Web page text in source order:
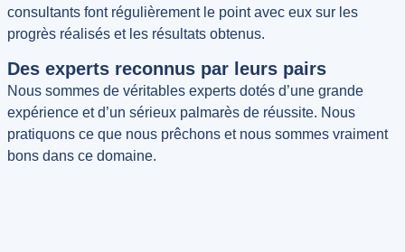
consultants font régulièrement le point avec eux sur les
progrès réalisés et les résultats obtenus.
Des experts reconnus par leurs pairs
Nous sommes de véritables experts dotés d’une grande
expérience et d’un sérieux palmarès de réussite. Nous
pratiquons ce que nous prêchons et nous sommes vraiment
bons dans ce domaine.